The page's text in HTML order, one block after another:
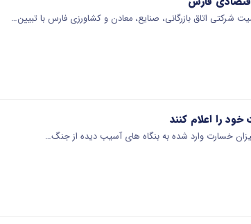
اتاق بازرگانی، صنایع، معادن و کشاورزی فارس با تبیین…
را اعلام کنند
میزان خسارت وارد شده به بنگاه های آسیب دیده از جنگ…